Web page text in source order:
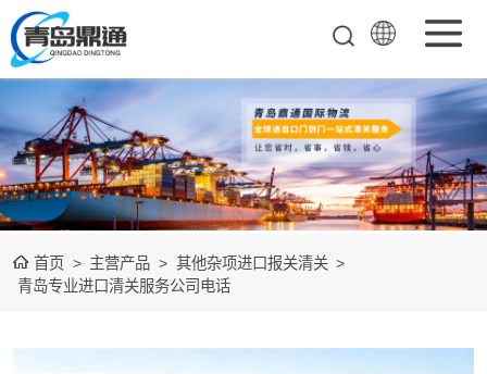
首页 > 主营产品 > 其他杂项进口报关清关 >
青岛专业进口清关服务公司电话
矿产品进口报关
清关
农副产品进口报
关清关
水产冻品进口报
关
化妆品进口报关